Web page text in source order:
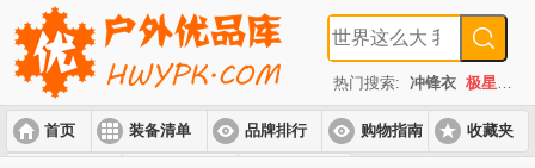
热门搜索: 冲锋衣 极星
首页 装备清单 品牌排行 购物指南 收藏夹